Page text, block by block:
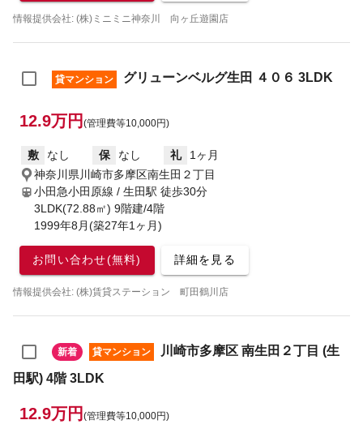
情報提供会社: (株)ミニミニ神奈川 向ヶ丘遊園店
貸マンション グリューンベルグ生田 ４０６ 3LDK
12.9万円 (管理費等10,000円)
敷 なし 保 なし 礼
1ヶ月
神奈川県川崎市多摩区南生田２丁目
小田急小田原線 / 生田駅 徒歩30分
3LDK(72.88㎡) 9階建/4階
1999年8月(築27年1ヶ月)
お問い合わせ(無料) 詳細を見る
情報提供会社: (株)賃貸ステーション 町田鶴川店
新着 貸マンション
川崎市多摩区 南生田２丁目 (生
田駅) 4階 3LDK
12.9万円 (管理費等10,000円)